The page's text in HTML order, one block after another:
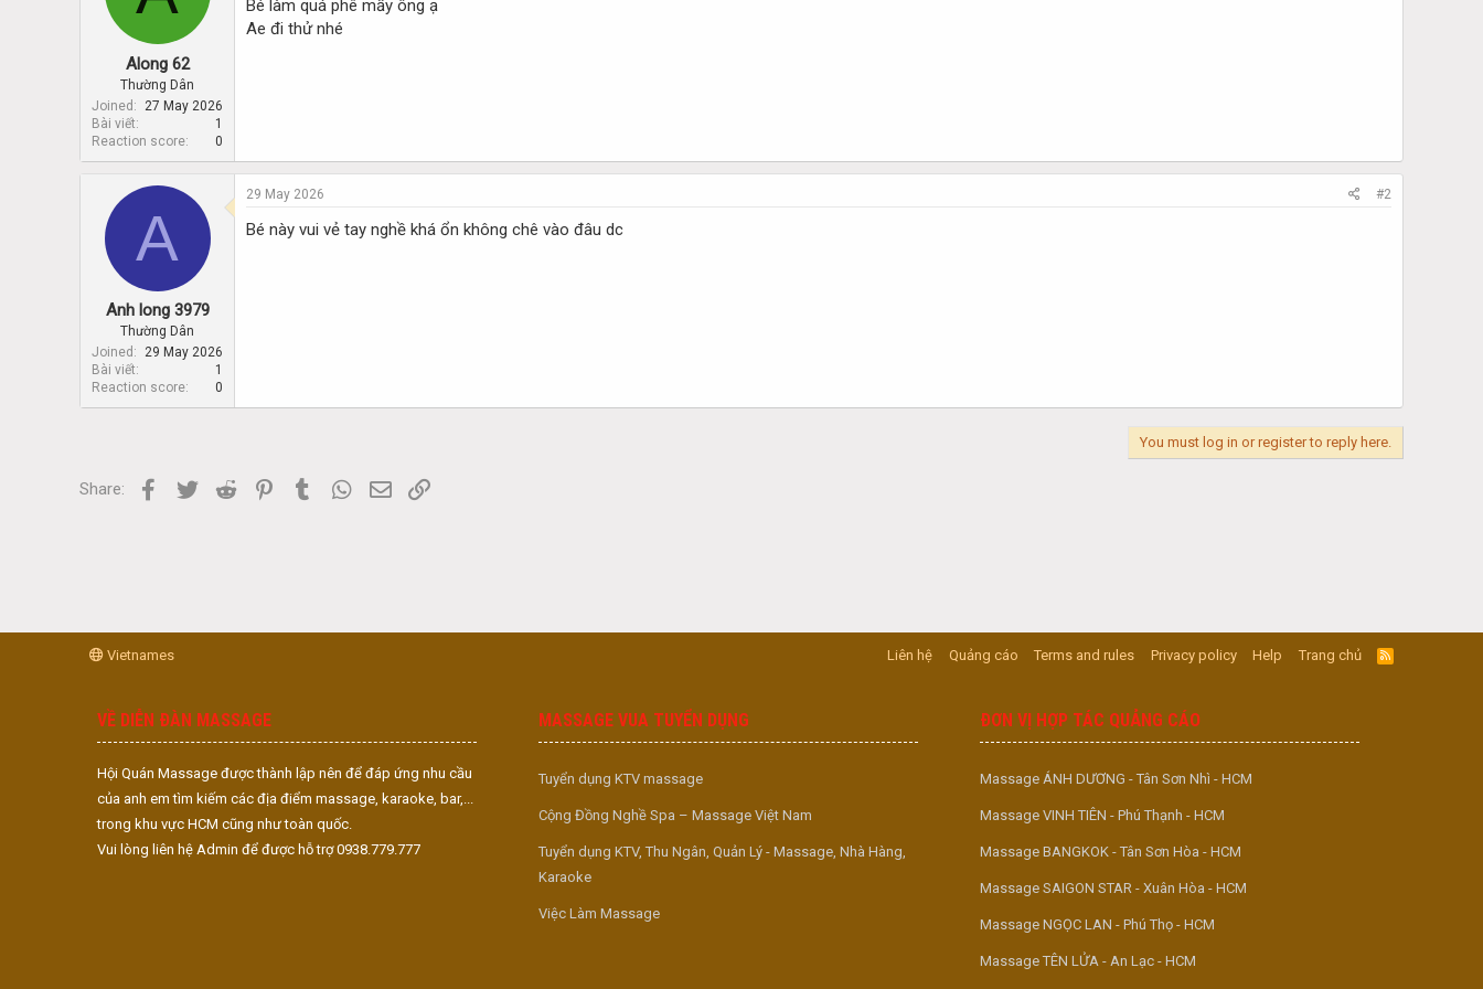
t
e
r
t
e
Along 62
Thường Dân
Joined
27 May 2026
Bài viết
1
Reaction score
0
Bé làm quá phê mấy ông ạ
Ae đi thử nhé
A
Anh long 3979
Thường Dân
Joined
29 May 2026
Bài viết
1
Reaction score
0
29 May 2026 #2
Bé này vui vẻ tay nghề khá ổn không chê vào đâu dc
You must log in or register to reply here.
Share: Facebook
Twitter Reddit PinterestTumblr WhatsApp
Email
Vietnames Liên hệ Quảng cáo Terms and rules Privacy policy Help Trang chủ
R
S
VỀ DIỄN ĐÀN MASSAGE
Hội Quán Massage được thành lập nên để đáp ứng nhu cầu
của anh em tìm kiếm các địa điểm massage, karaoke, bar,...
trong khu vực HCM cũng như toàn quốc.
Vui lòng liên hệ Admin để được hỗ trợ 0938.779.777
MASSAGE VUA TUYỂN DỤNG
Tuyển dụng KTV massage
Cộng Đồng Nghề Spa – Massage Việt Nam
Tuyển dụng KTV, Thu Ngân, Quản Lý - Massage, Nhà Hàng,
Karaoke
Việc Làm Massage
ĐƠN VỊ HỢP TÁC QUẢNG CÁO
Massage ÁNH DƯƠNG - Tân Sơn Nhì - HCM
Massage VINH TIÊN - Phú Thạnh - HCM
Massage BANGKOK - Tân Sơn Hòa - HCM
Massage SAIGON STAR - Xuân Hòa - HCM
Massage NGỌC LAN - Phú Thọ - HCM
Massage TÊN LỬA - An Lạc - HCM